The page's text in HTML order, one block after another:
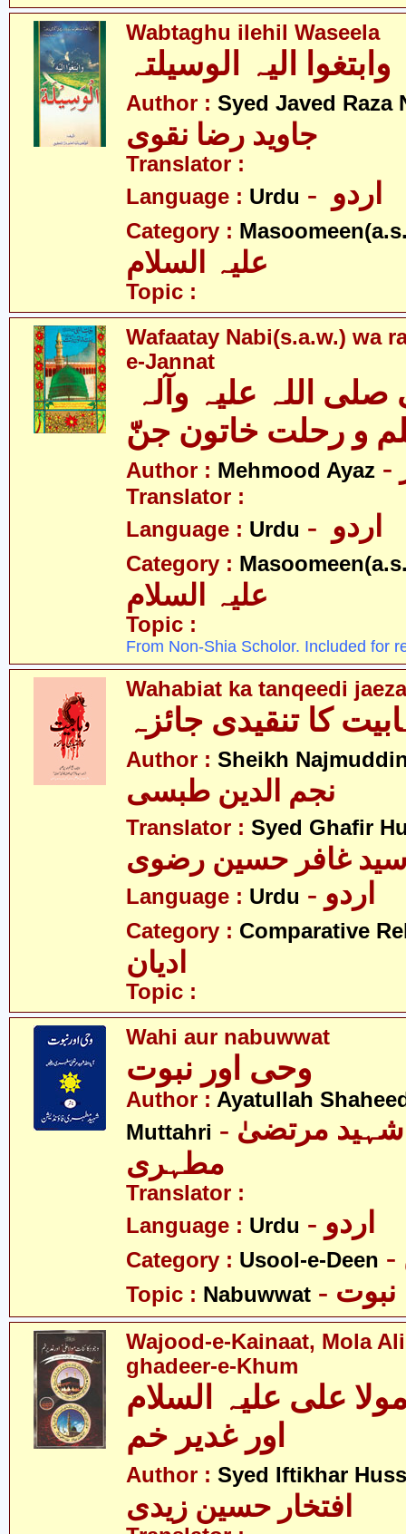
Wabtaghu ilehil Waseela
وابتغوا الیہ الوسیلتہ
Author : Syed Javed Raza
جاوید رضا نقوی
Translator :
Language : Urdu
Category :
Topic :
Wafaatay Nabi(s.a.w.) wa
e-Jannat
و رحلت خاتون جنّ
Author : Mehmood Ayaz
Translator :
Language : Urdu
Category :
Topic :
From Non-Shia Scholor. Included for
Wahabiat ka tanqeedi jaeza
کا تنقیدی جائزہ
Author : Sheikh
نجم الدین طبسی
Translator : Syed Ghafir
غافر حسین رضوی
Language : Urdu - اردو
Category : Comparative
ادیان
Topic :
Wahi aur nabuwwat
وحی اور نبوت
Author : Ayatullah
Muttahri - آیت اللہ شہید مرتضیٰ
مطہری
Translator :
Language : Urdu - اردو
Category : Usool-e-Deen
Topic : Nabuwwat - نبوت
Wajood-e-Kainaat, Mola
ghadeer-e-Khum
علی علیہ السلام
اور غدیر خم
Author : Syed Iftikhar
افتخار حسین زیدی